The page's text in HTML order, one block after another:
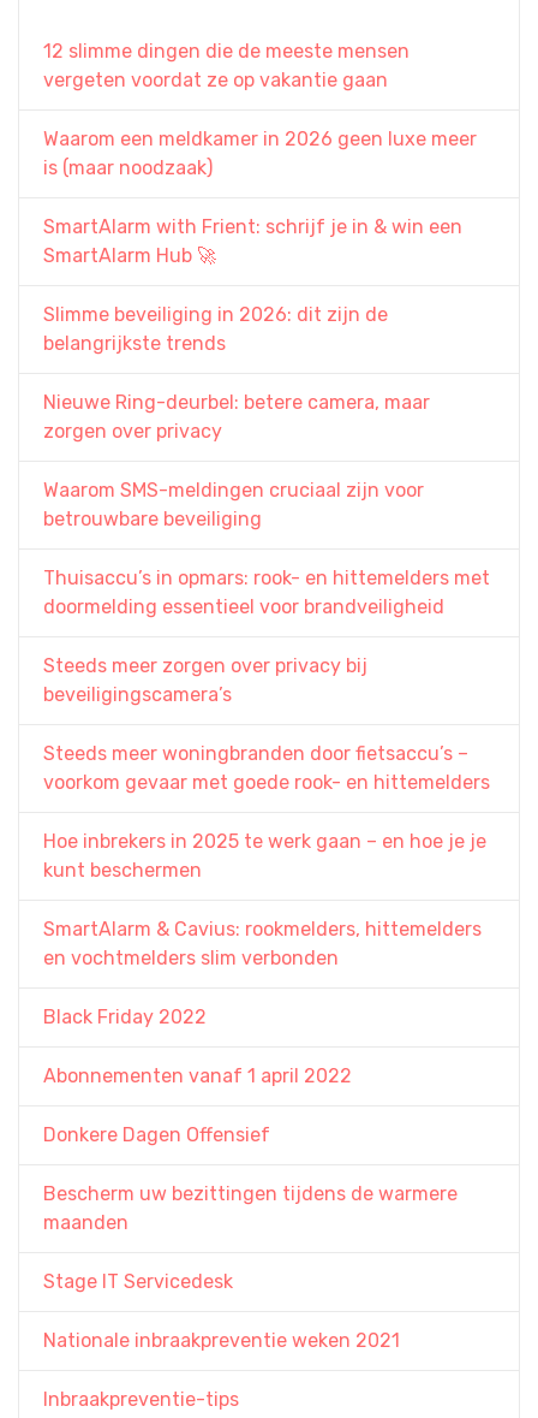
12 slimme dingen die de meeste mensen
vergeten voordat ze op vakantie gaan
Waarom een meldkamer in 2026 geen luxe meer
is (maar noodzaak)
SmartAlarm with Frient: schrijf je in & win een
SmartAlarm Hub 🚀
Slimme beveiliging in 2026: dit zijn de
belangrijkste trends
Nieuwe Ring-deurbel: betere camera, maar
zorgen over privacy
Waarom SMS-meldingen cruciaal zijn voor
betrouwbare beveiliging
Thuisaccu’s in opmars: rook- en hittemelders met
doormelding essentieel voor brandveiligheid
Steeds meer zorgen over privacy bij
beveiligingscamera’s
Steeds meer woningbranden door fietsaccu’s –
voorkom gevaar met goede rook- en hittemelders
Hoe inbrekers in 2025 te werk gaan – en hoe je je
kunt beschermen
SmartAlarm & Cavius: rookmelders, hittemelders
en vochtmelders slim verbonden
Black Friday 2022
Abonnementen vanaf 1 april 2022
Donkere Dagen Offensief
Bescherm uw bezittingen tijdens de warmere
maanden
Stage IT Servicedesk
Nationale inbraakpreventie weken 2021
Inbraakpreventie-tips